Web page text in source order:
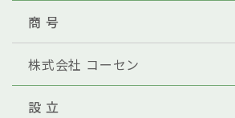
商 号
株式会社 コーセン
設 立